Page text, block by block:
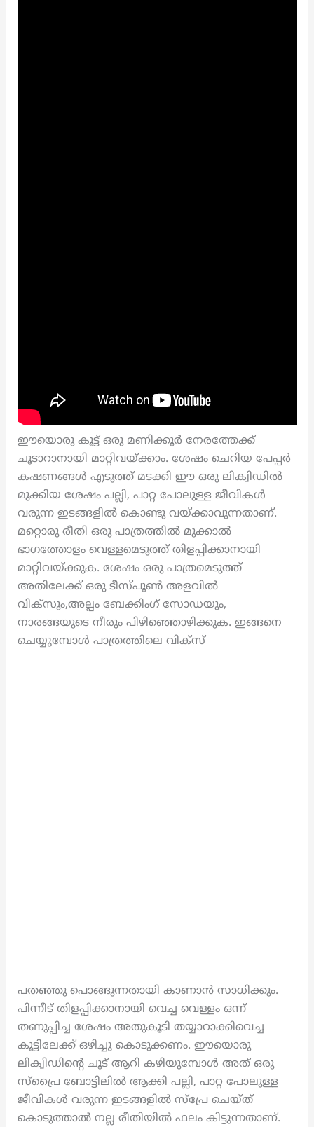
ഈയൊരു കൂട്ട് ഒരു മണിക്കൂർ നേരത്തേക്ക്
ചൂടാറാനായി മാറ്റിവയ്ക്കാം. ശേഷം ചെറിയ പേപ്പർ
കഷണങ്ങൾ എടുത്ത് മടക്കി ഈ ഒരു ലിക്വിഡിൽ
മുക്കിയ ശേഷം പല്ലി, പാറ്റ പോലുള്ള ജീവികൾ
വരുന്ന ഇടങ്ങളിൽ കൊണ്ടു വയ്ക്കാവുന്നതാണ്.
മറ്റൊരു രീതി ഒരു പാത്രത്തിൽ മുക്കാൽ
ഭാഗത്തോളം വെള്ളമെടുത്ത് തിളപ്പിക്കാനായി
മാറ്റിവയ്ക്കുക. ശേഷം ഒരു പാത്രമെടുത്ത്
അതിലേക്ക് ഒരു ടീസ്പൂൺ അളവിൽ
വിക്സും,അല്പം ബേക്കിംഗ് സോഡയും,
നാരങ്ങയുടെ നീരും പിഴിഞ്ഞൊഴിക്കുക. ഇങ്ങനെ
ചെയ്യുമ്പോൾ പാത്രത്തിലെ വിക്സ്
പതഞ്ഞു പൊങ്ങുന്നതായി കാണാൻ സാധിക്കും.
പിന്നീട് തിളപ്പിക്കാനായി വെച്ച വെള്ളം ഒന്ന്
തണുപ്പിച്ച ശേഷം അതുകൂടി തയ്യാറാക്കിവെച്ച
കൂട്ടിലേക്ക് ഒഴിച്ചു കൊടുക്കണം. ഈയൊരു
ലിക്വിഡിന്റെ ചൂട് ആറി കഴിയുമ്പോൾ അത് ഒരു
സ്പ്രൈ ബോട്ടിലിൽ ആക്കി പല്ലി, പാറ്റ പോലുള്ള
ജീവികൾ വരുന്ന ഇടങ്ങളിൽ സ്പ്രേ ചെയ്ത്
കൊടുത്താൽ നല്ല രീതിയിൽ ഫലം കിട്ടുന്നതാണ്.